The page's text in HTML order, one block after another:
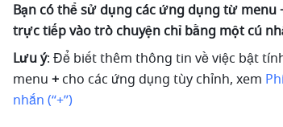
Bạn có thể sử dụng các ứng dụng từ
trực tiếp vào trò chuyện chỉ bằng một cú
Lưu ý: Để biết thêm thông tin về việc bật
menu + cho các ứng dụng tùy chỉnh, xem
nhắn (“+”)